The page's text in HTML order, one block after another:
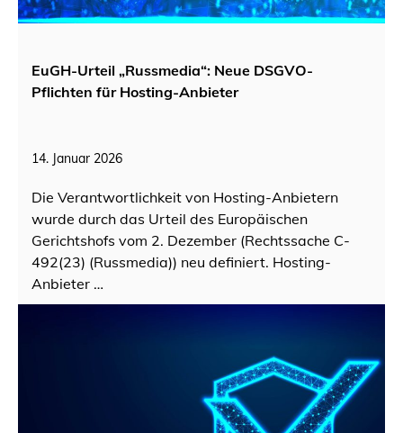
EuGH-Urteil „Russmedia“: Neue DSGVO-
Pflichten für Hosting-Anbieter
14. Januar 2026
Die Verantwortlichkeit von Hosting-Anbietern
wurde durch das Urteil des Europäischen
Gerichtshofs vom 2. Dezember (Rechtssache C-
492(23) (Russmedia)) neu definiert. Hosting-
Anbieter …